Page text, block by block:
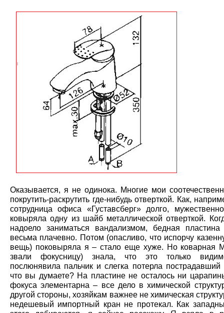
Оказывается, я не одинока. Многие мои
покрутить-раскрутить где-нибудь отверткой. Как,
сотрудница офиса «Густавсберг» долго,
ковыряла одну из шайб металлической отверткой.
надоело заниматься вандализмом, бедная пластина
весьма плачевно. Потом (опасливо, что испорчу
вещь) поковыряла я – стало еще хуже. Но коварная
звали фокусницу) знала, что это только
послюнявила пальчик и слегка потерла
что вы думаете? На пластине не осталось ни
фокуса элементарна – все дело в химической
другой стороны, хозяйкам важнее не химическая
недешевый импортный кран не протекал. Как